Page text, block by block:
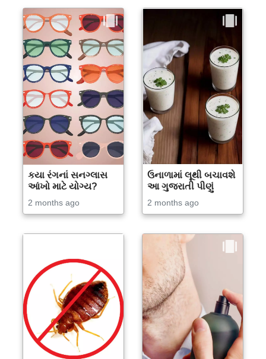
કયા રંગનાં સનગ્લાસ
આંખો માટે યોગ્ય?
2 months ago
ઉનાળામાં લૂથી બચાવશે
આ ગુજરાતી પીણું
2 months ago